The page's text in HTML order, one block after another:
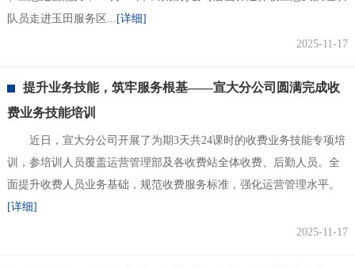
队员走进玉田服务区... [详细]
2025-11-17
提升业务技能，筑牢服务根基——宣大分公司圆满完成收
费业务技能培训
近日，宣大分公司开展了为期3天共24课时的收费业务技能专项培
训，参培训人员覆盖运营管理部及各收费站全体收费、后勤人员。全
面提升收费人员业务基础，规范收费服务标准，强化运营管理水平。
[详细]
2025-11-17